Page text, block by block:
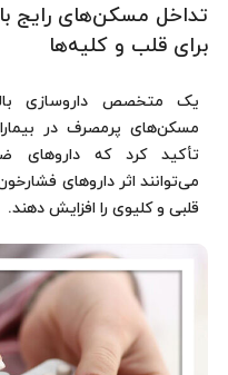
تداخل مسکن‌های رایج
برای قلب و کلیه‌ها
یک متخصص داروسازی
مسکن‌های پرمصرف در
می‌توانند اثر داروهای
قلبی و کلیوی را افزایش دهند.